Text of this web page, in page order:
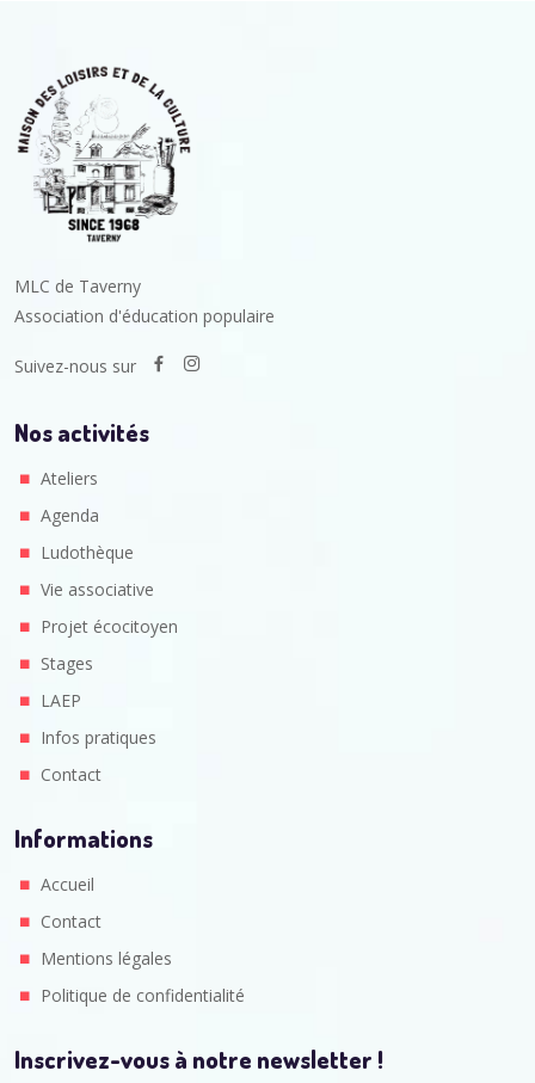
MLC de Taverny
Association d'éducation populaire
Suivez-nous sur
Nos activités
Ateliers
Agenda
Ludothèque
Vie associative
Projet écocitoyen
Stages
LAEP
Infos pratiques
Contact
Informations
Accueil
Contact
Mentions légales
Politique de confidentialité
Inscrivez-vous à notre newsletter !